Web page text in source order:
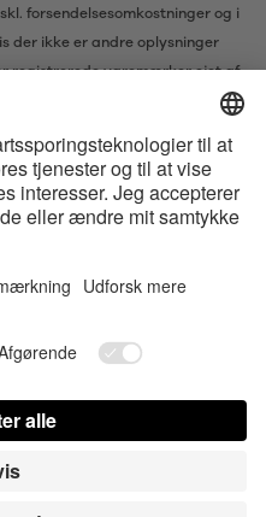
forsendelsesomkostninger og i
der ikke er andre oplysninger
registrerede varemærker ejet af
mærker af Satisfyer GmbH
er varemærker ejet af Apple Inc.
varemærker, der tilhører Google